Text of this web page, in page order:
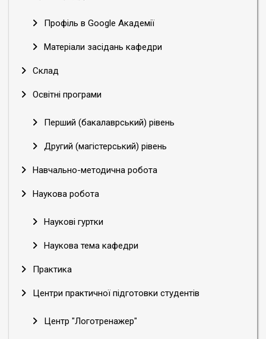
Профіль в Google Академії
Матеріали засідань кафедри
Склад
Освітні програми
Перший (бакалаврський) рівень
Другий (магістерський) рівень
Навчально-методична робота
Наукова робота
Наукові гуртки
Наукова тема кафедри
Практика
Центри практичної підготовки студентів
Центр "Логотренажер"